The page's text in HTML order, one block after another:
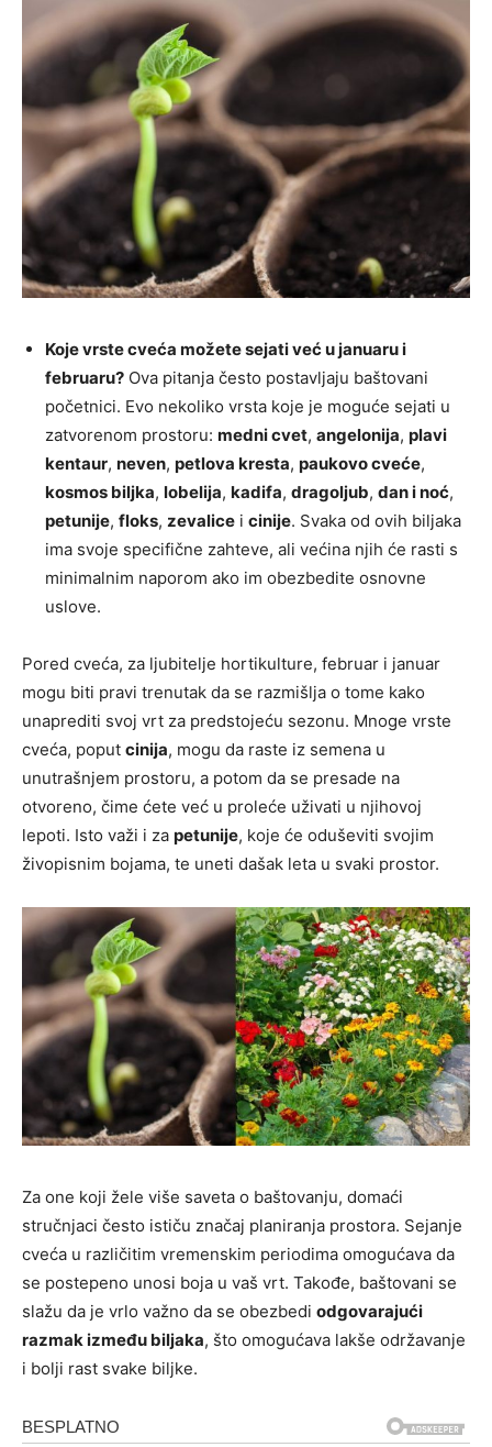
Koje vrste cveća možete sejati već u januaru i
februaru? Ova pitanja često postavljaju baštovani
početnici. Evo nekoliko vrsta koje je moguće sejati u
zatvorenom prostoru: medni cvet, angelonija, plavi
kentaur, neven, petlova kresta, paukovo cveće,
kosmos biljka, lobelija, kadifa, dragoljub, dan i noć,
petunije, floks, zevalice i cinije. Svaka od ovih biljaka
ima svoje specifične zahteve, ali većina njih će rasti s
minimalnim naporom ako im obezbedite osnovne
uslove.
Pored cveća, za ljubitelje hortikulture, februar i januar
mogu biti pravi trenutak da se razmišlja o tome kako
unaprediti svoj vrt za predstojeću sezonu. Mnoge vrste
cveća, poput cinija, mogu da raste iz semena u
unutrašnjem prostoru, a potom da se presade na
otvoreno, čime ćete već u proleće uživati u njihovoj
lepoti. Isto važi i za petunije, koje će oduševiti svojim
živopisnim bojama, te uneti dašak leta u svaki prostor.
Za one koji žele više saveta o baštovanju, domaći
stručnjaci često ističu značaj planiranja prostora. Sejanje
cveća u različitim vremenskim periodima omogućava da
se postepeno unosi boja u vaš vrt. Takođe, baštovani se
slažu da je vrlo važno da se obezbedi odgovarajući
razmak između biljaka, što omogućava lakše održavanje
i bolji rast svake biljke.